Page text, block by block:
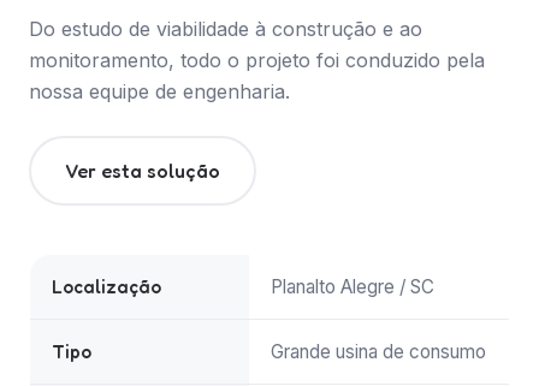
Do estudo de viabilidade à construção e ao
monitoramento, todo o projeto foi conduzido pela
nossa equipe de engenharia.
Ver esta solução
Localização Planalto Alegre / SC
Tipo Grande usina de consumo